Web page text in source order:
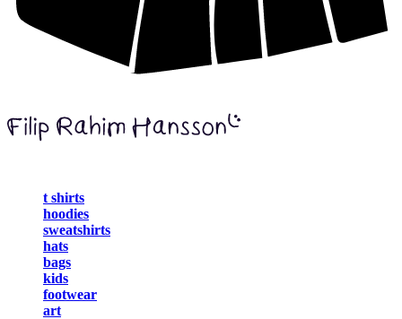
t shirts
hoodies
sweatshirts
hats
bags
kids
footwear
art